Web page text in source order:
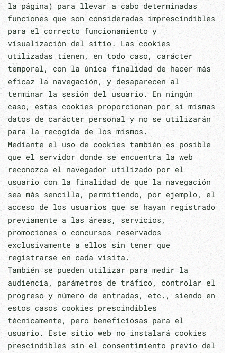
la página) para llevar a cabo determinadas
funciones que son consideradas imprescindibles
para el correcto funcionamiento y
visualización del sitio. Las cookies
utilizadas tienen, en todo caso, carácter
temporal, con la única finalidad de hacer más
eficaz la navegación, y desaparecen al
terminar la sesión del usuario. En ningún
caso, estas cookies proporcionan por sí mismas
datos de carácter personal y no se utilizarán
para la recogida de los mismos.
Mediante el uso de cookies también es posible
que el servidor donde se encuentra la web
reconozca el navegador utilizado por el
usuario con la finalidad de que la navegación
sea más sencilla, permitiendo, por ejemplo, el
acceso de los usuarios que se hayan registrado
previamente a las áreas, servicios,
promociones o concursos reservados
exclusivamente a ellos sin tener que
registrarse en cada visita.
También se pueden utilizar para medir la
audiencia, parámetros de tráfico, controlar el
progreso y número de entradas, etc., siendo en
estos casos cookies prescindibles
técnicamente, pero beneficiosas para el
usuario. Este sitio web no instalará cookies
prescindibles sin el consentimiento previo del